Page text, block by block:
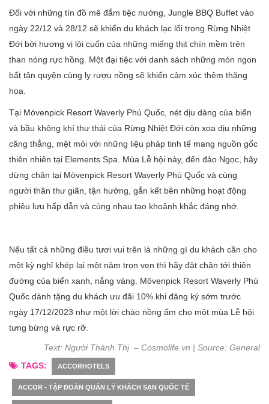
Đối với những tín đồ mê đắm tiệc nướng, Jungle BBQ Buffet vào
ngày 22/12 và 28/12 sẽ khiến du khách lạc lối trong Rừng Nhiệt
Đới bởi hương vị lôi cuốn của những miếng thịt chín mềm trên
than nóng rực hồng. Một đại tiệc với danh sách những món ngon
bất tận quyện cùng ly rượu nồng sẽ khiến cảm xúc thêm thăng
hoa.
Tại Mövenpick Resort Waverly Phú Quốc, nét dịu dàng của biển
và bầu không khí thư thái của Rừng Nhiệt Đới còn xoa dịu những
căng thẳng, mệt mỏi với những liệu pháp tinh tế mang nguồn gốc
thiên nhiên tại Elements Spa. Mùa Lễ hội này, đến đảo Ngọc, hãy
dừng chân tại Mövenpick Resort Waverly Phú Quốc và cùng
người thân thư giãn, tận hưởng, gắn kết bên những hoạt động
phiêu lưu hấp dẫn và cùng nhau tạo khoảnh khắc đáng nhớ.
Nếu tất cả những điều tươi vui trên là những gì du khách cần cho
một kỳ nghỉ khép lại một năm trọn vẹn thì hãy đặt chân tới thiên
đường của biển xanh, nắng vàng. Mövenpick Resort Waverly Phú
Quốc dành tặng du khách ưu đãi 10% khi đăng ký sớm trước
ngày 17/12/2023 như một lời chào nồng ấm cho một mùa Lễ hội
tưng bừng và rực rỡ.
Text: Người Thành Thị – Cosmolife.vn | Source: General
TAGS:
ACCORHOTELS
ACCOR - TẬP ĐOÀN QUẢN LÝ KHÁCH SẠN QUỐC TẾ